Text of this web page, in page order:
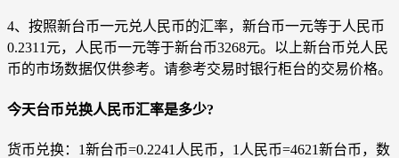
4、按照新台币一元兑人民币的汇率，新台币一元等于人民币
0.2311元，人民币一元等于新台币3268元。以上新台币兑人民
币的市场数据仅供参考。请参考交易时银行柜台的交易价格。
今天台币兑换人民币汇率是多少?
货币兑换：1新台币=0.2241人民币，1人民币=4621新台币，数